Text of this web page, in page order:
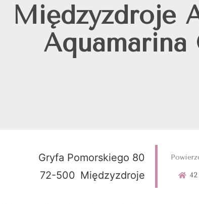
Międzyzdroje
Aquamarina
Gryfa Pomorskiego 80
72-500 Międzyzdroje